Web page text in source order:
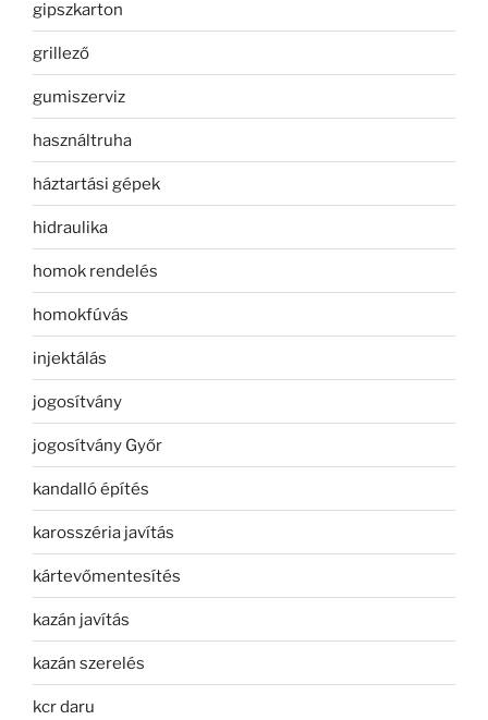
gipszkarton
grillező
gumiszerviz
használtruha
háztartási gépek
hidraulika
homok rendelés
homokfúvás
injektálás
jogosítvány
jogosítvány Győr
kandalló építés
karosszéria javítás
kártevőmentesítés
kazán javítás
kazán szerelés
kcr daru